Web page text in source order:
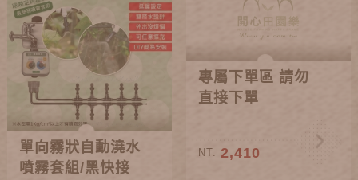
單向霧狀自動澆水
噴霧套組/黑快接
專屬下單區 請勿
直接下單
NT. 2,410